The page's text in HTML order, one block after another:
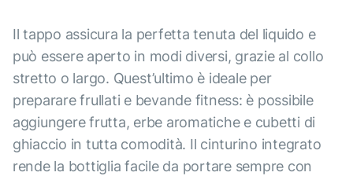
Il tappo assicura la perfetta tenuta del liquido e
può essere aperto in modi diversi, grazie al collo
stretto o largo. Quest’ultimo è ideale per
preparare frullati e bevande fitness: è possibile
aggiungere frutta, erbe aromatiche e cubetti di
ghiaccio in tutta comodità. Il cinturino integrato
rende la bottiglia facile da portare sempre con